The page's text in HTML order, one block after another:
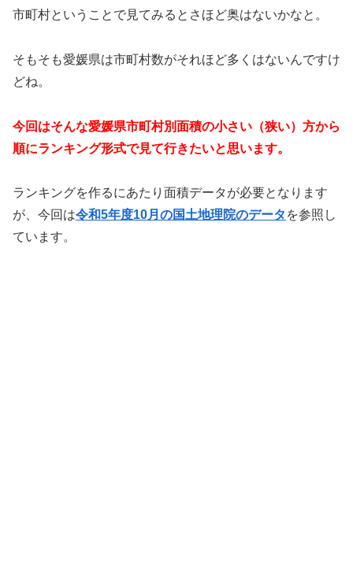
市町村ということで見てみるとさほど奥はないかなと。
そもそも愛媛県は市町村数がそれほど多くはないんですけ
どね。
今回はそんな愛媛県市町村別面積の小さい（狭い）方から
順にランキング形式で見て行きたいと思います。
ランキングを作るにあたり面積データが必要となります
が、今回は令和5年度10月の国土地理院のデータ を参照し
ています。